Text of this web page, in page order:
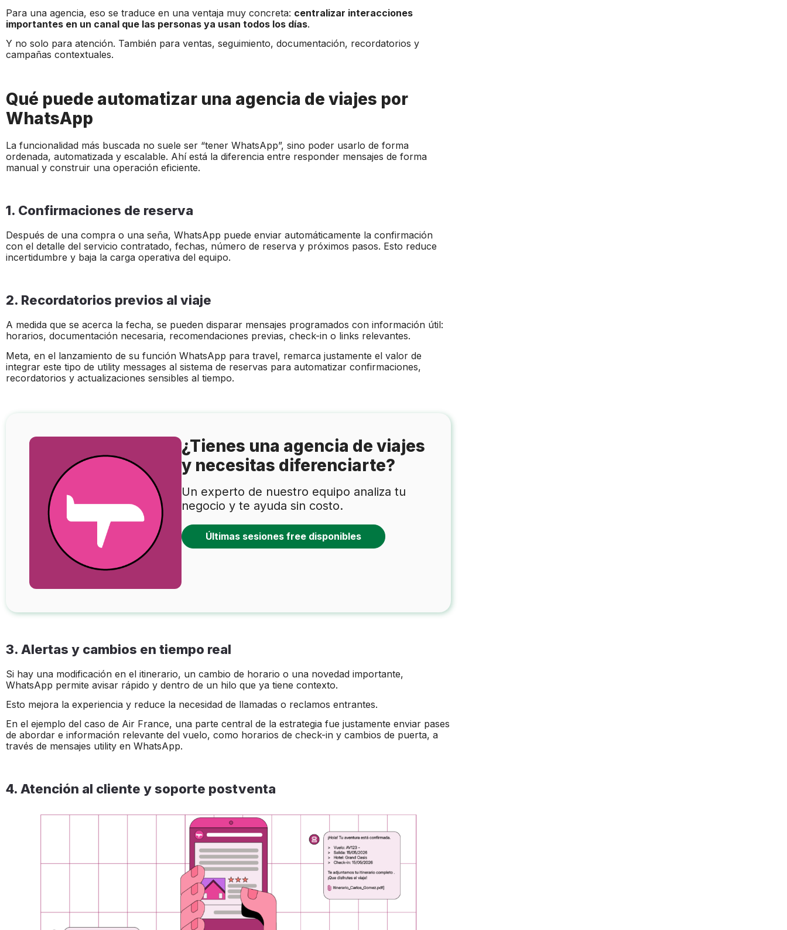
Para una agencia, eso se traduce en una ventaja muy concreta: centralizar interacciones
importantes en un canal que las personas ya usan todos los días.
Y no solo para atención. También para ventas, seguimiento, documentación, recordatorios y
campañas contextuales.
Qué puede automatizar una agencia de viajes por
WhatsApp
La funcionalidad más buscada no suele ser “tener WhatsApp”, sino poder usarlo de forma
ordenada, automatizada y escalable. Ahí está la diferencia entre responder mensajes de forma
manual y construir una operación eficiente.
1. Confirmaciones de reserva
Después de una compra o una seña, WhatsApp puede enviar automáticamente la confirmación
con el detalle del servicio contratado, fechas, número de reserva y próximos pasos. Esto reduce
incertidumbre y baja la carga operativa del equipo.
2. Recordatorios previos al viaje
A medida que se acerca la fecha, se pueden disparar mensajes programados con información útil:
horarios, documentación necesaria, recomendaciones previas, check-in o links relevantes.
Meta, en el lanzamiento de su función WhatsApp para travel, remarca justamente el valor de
integrar este tipo de utility messages al sistema de reservas para automatizar confirmaciones,
recordatorios y actualizaciones sensibles al tiempo.
¿Tienes una agencia de viajes
y necesitas diferenciarte?
Un experto de nuestro equipo analiza tu
negocio y te ayuda sin costo.
Últimas sesiones free disponibles
3. Alertas y cambios en tiempo real
Si hay una modificación en el itinerario, un cambio de horario o una novedad importante,
WhatsApp permite avisar rápido y dentro de un hilo que ya tiene contexto.
Esto mejora la experiencia y reduce la necesidad de llamadas o reclamos entrantes.
En el ejemplo del caso de Air France, una parte central de la estrategia fue justamente enviar pases
de abordar e información relevante del vuelo, como horarios de check-in y cambios de puerta, a
través de mensajes utility en WhatsApp.
4. Atención al cliente y soporte postventa